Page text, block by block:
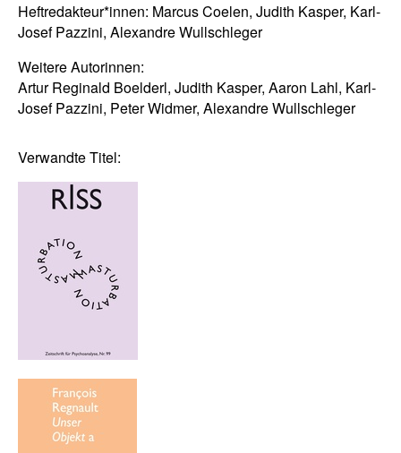
Heftredakteur*innen: Marcus Coelen, Judith Kasper, Karl-
Josef Pazzini, Alexandre Wullschleger
Weitere Autorinnen:
Artur Reginald Boelderl, Judith Kasper, Aaron Lahl, Karl-
Josef Pazzini, Peter Widmer, Alexandre Wullschleger
Verwandte Titel: